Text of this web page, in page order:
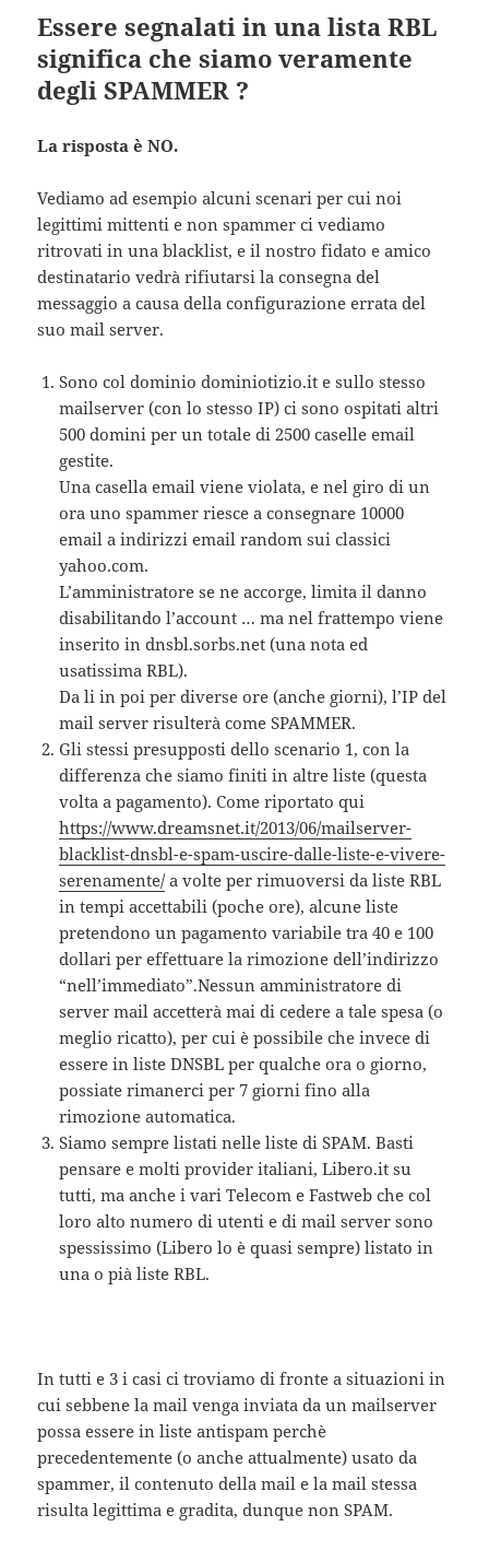
Essere segnalati in una lista RBL
significa che siamo veramente
degli SPAMMER ?
La risposta è NO.
Vediamo ad esempio alcuni scenari per cui noi
legittimi mittenti e non spammer ci vediamo
ritrovati in una blacklist, e il nostro fidato e amico
destinatario vedrà rifiutarsi la consegna del
messaggio a causa della configurazione errata del
suo mail server.
Sono col dominio dominiotizio.it e sullo stesso
mailserver (con lo stesso IP) ci sono ospitati altri
500 domini per un totale di 2500 caselle email
gestite.
Una casella email viene violata, e nel giro di un
ora uno spammer riesce a consegnare 10000
email a indirizzi email random sui classici
yahoo.com.
L’amministratore se ne accorge, limita il danno
disabilitando l’account … ma nel frattempo viene
inserito in dnsbl.sorbs.net (una nota ed
usatissima RBL).
Da li in poi per diverse ore (anche giorni), l’IP del
mail server risulterà come SPAMMER.
Gli stessi presupposti dello scenario 1, con la
differenza che siamo finiti in altre liste (questa
volta a pagamento). Come riportato qui
https://www.dreamsnet.it/2013/06/mailserver-
blacklist-dnsbl-e-spam-uscire-dalle-liste-e-vivere-
serenamente/a volte per rimuoversi da liste RBL
in tempi accettabili (poche ore), alcune liste
pretendono un pagamento variabile tra 40 e 100
dollari per effettuare la rimozione dell’indirizzo
“nell’immediato”.Nessun amministratore di
server mail accetterà mai di cedere a tale spesa (o
meglio ricatto), per cui è possibile che invece di
essere in liste DNSBL per qualche ora o giorno,
possiate rimanerci per 7 giorni fino alla
rimozione automatica.
Siamo sempre listati nelle liste di SPAM. Basti
pensare e molti provider italiani, Libero.it su
tutti, ma anche i vari Telecom e Fastweb che col
loro alto numero di utenti e di mail server sono
spessissimo (Libero lo è quasi sempre) listato in
una o pià liste RBL.
In tutti e 3 i casi ci troviamo di fronte a situazioni in
cui sebbene la mail venga inviata da un mailserver
possa essere in liste antispam perchè
precedentemente (o anche attualmente) usato da
spammer, il contenuto della mail e la mail stessa
risulta legittima e gradita, dunque non SPAM.